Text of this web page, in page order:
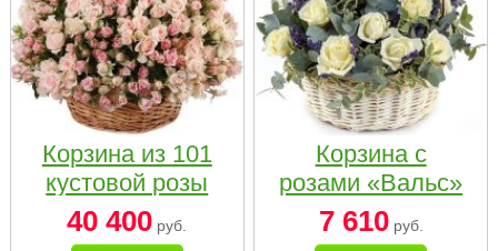
Корзина из 101
кустовой розы
нежных тонов
40 400 руб.
Корзина с
розами «Вальс»
7 610руб.